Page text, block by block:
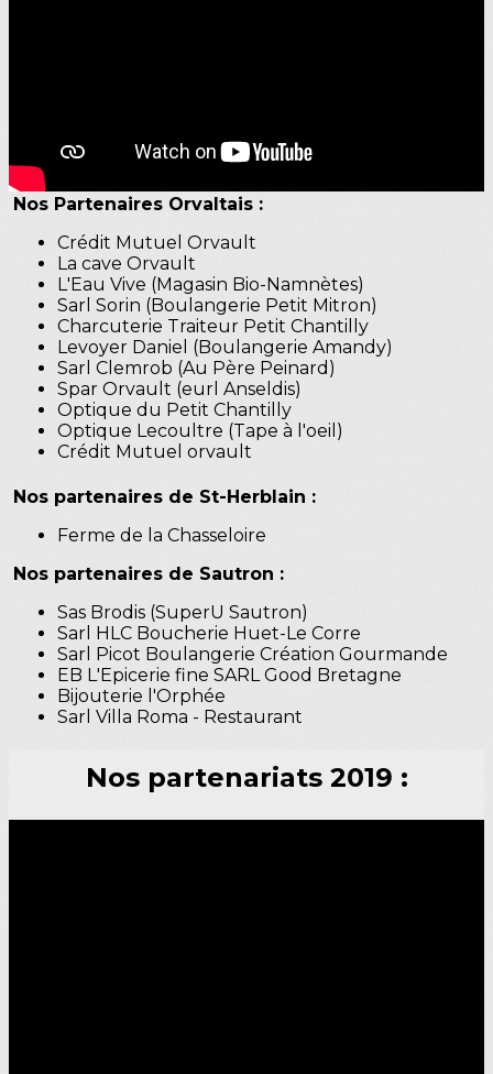
Nos Partenaires Orvaltais :
Crédit Mutuel Orvault
La cave Orvault
L'Eau Vive (Magasin Bio-Namnètes)
Sarl Sorin (Boulangerie Petit Mitron)
Charcuterie Traiteur Petit Chantilly
Levoyer Daniel (Boulangerie Amandy)
Sarl Clemrob (Au Père Peinard)
Spar Orvault (eurl Anseldis)
Optique du Petit Chantilly
Optique Lecoultre (Tape à l'oeil)
Crédit Mutuel orvault
Nos partenaires de St-Herblain :
Ferme de la Chasseloire
Nos partenaires de Sautron :
Sas Brodis (SuperU Sautron)
Sarl HLC Boucherie Huet-Le Corre
Sarl Picot Boulangerie Création Gourmande
EB L'Epicerie fine SARL Good Bretagne
Bijouterie l'Orphée
Sarl Villa Roma - Restaurant
Nos partenariats 2019 :